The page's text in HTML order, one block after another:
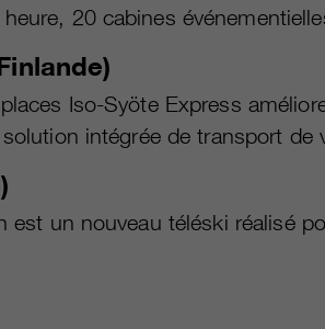
20 cabines
Iso-Syöte Express
intégrée de transport de
est un nouveau téléski réalisé